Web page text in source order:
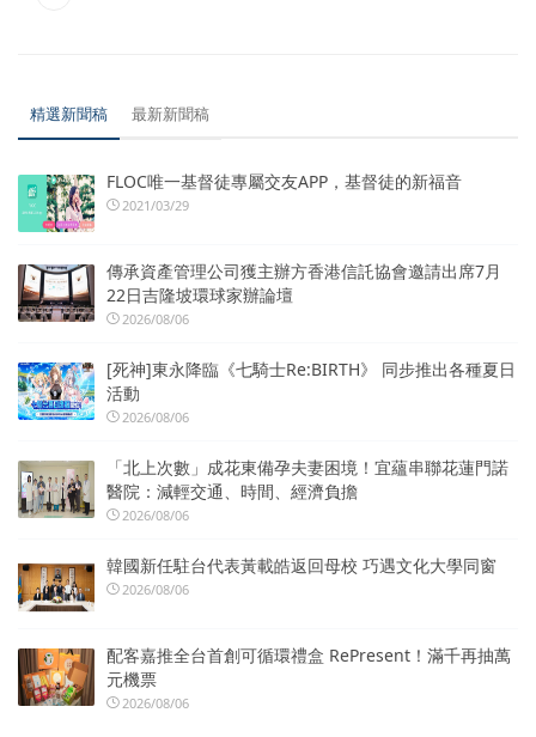
精選新聞稿 最新新聞稿
FLOC唯一基督徒專屬交友APP，基督徒的新福音
2021/03/29
傳承資產管理公司獲主辦方香港信託協會邀請出席7月
22日吉隆坡環球家辦論壇
2026/08/06
[死神]東永降臨《七騎士Re:BIRTH》 同步推出各種夏日
活動
2026/08/06
「北上次數」成花東備孕夫妻困境！宜蘊串聯花蓮門諾
醫院：減輕交通、時間、經濟負擔
2026/08/06
韓國新任駐台代表黃載皓返回母校 巧遇文化大學同窗
2026/08/06
配客嘉推全台首創可循環禮盒 RePresent！滿千再抽萬
元機票
2026/08/06